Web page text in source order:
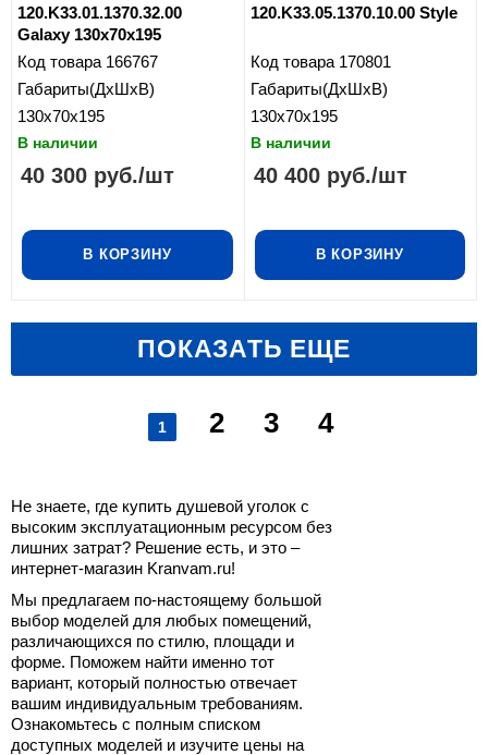
120.K33.01.1370.32.00
Galaxy 130x70x195
Код товара 166767
Габариты(ДхШхВ)
130x70x195
В наличии
40 300 руб./шт
В КОРЗИНУ
120.K33.05.1370.10.00 Style
Код товара 170801
Габариты(ДхШхВ)
130x70x195
В наличии
40 400руб./шт
В КОРЗИНУ
ПОКАЗАТЬ ЕЩЕ
1 2 3 4
Не знаете, где купить душевой уголок с
высоким эксплуатационным ресурсом без
лишних затрат? Решение есть, и это –
интернет-магазин Kranvam.ru!
Мы предлагаем по-настоящему большой
выбор моделей для любых помещений,
различающихся по стилю, площади и
форме. Поможем найти именно тот
вариант, который полностью отвечает
вашим индивидуальным требованиям.
Ознакомьтесь с полным списком
доступных моделей и изучите цены на